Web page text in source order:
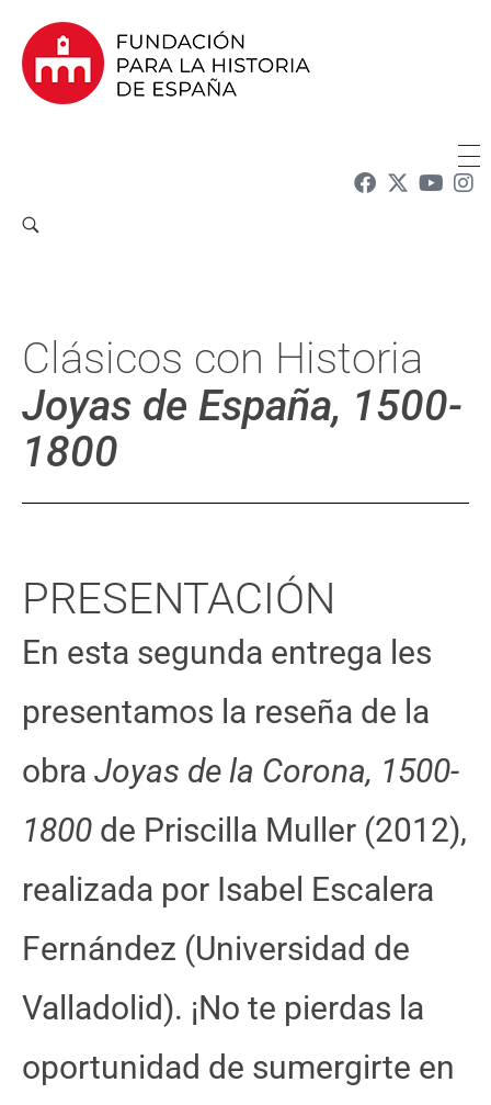
Clásicos con Historia
Joyas de España, 1500-
1800
PRESENTACIÓN
En esta segunda entrega les
presentamos la reseña de la
obra Joyas de la Corona, 1500-
1800 de Priscilla Muller (2012),
realizada por Isabel Escalera
Fernández (Universidad de
Valladolid). ¡No te pierdas la
oportunidad de sumergirte en